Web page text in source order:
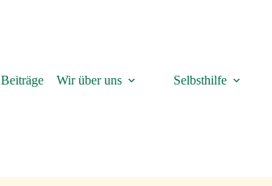
Beiträge Wir über uns Selbsthilfe